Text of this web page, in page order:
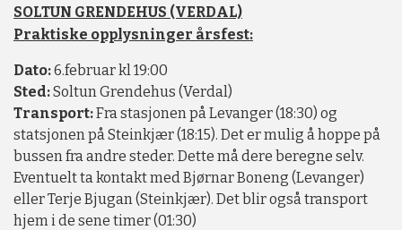
SOLTUN GRENDEHUS (VERDAL)
Praktiske opplysninger årsfest:
Dato:6.februar kl 19:00
Sted:Soltun Grendehus (Verdal)
Transport:Fra stasjonen på Levanger (18:30) og
statsjonen på Steinkjær (18:15). Det er mulig å hoppe på
bussen fra andre steder. Dette må dere beregne selv.
Eventuelt ta kontakt med Bjørnar Boneng (Levanger)
eller Terje Bjugan (Steinkjær). Det blir også transport
hjem i de sene timer (01:30)